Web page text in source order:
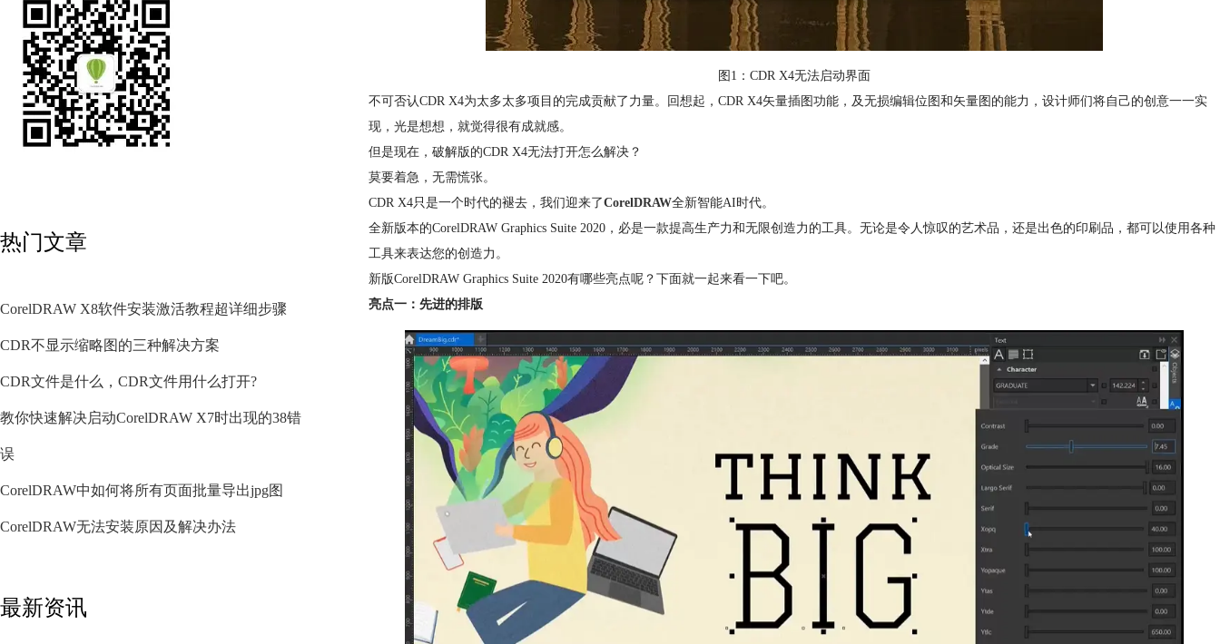
热门文章
CorelDRAW X8软件安装激活教程超详细步骤
CDR不显示缩略图的三种解决方案
CDR文件是什么，CDR文件用什么打开?
教你快速解决启动CorelDRAW X7时出现的38错
误
CorelDRAW中如何将所有页面批量导出jpg图
CorelDRAW无法安装原因及解决办法
最新资讯
图1：CDR X4无法启动界面
不可否认CDR X4为太多太多项目的完成贡献了力量。回想起，CDR X4矢量插图功能，及无损编辑位图和矢量图的能力，设计师们将自己的创意一一实
现，光是想想，就觉得很有成就感。
但是现在，破解版的CDR X4无法打开怎么解决？
莫要着急，无需慌张。
CDR X4只是一个时代的褪去，我们迎来了CorelDRAW全新智能AI时代。
全新版本的CorelDRAW Graphics Suite 2020，必是一款提高生产力和无限创造力的工具。无论是令人惊叹的艺术品，还是出色的印刷品，都可以使用各种
工具来表达您的创造力。
新版CorelDRAW Graphics Suite 2020有哪些亮点呢？下面就一起来看一下吧。
亮点一：先进的排版